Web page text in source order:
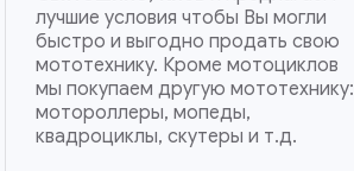
лучшие условия чтобы Вы могли
быстро и выгодно продать свою
мототехнику. Кроме мотоциклов
мы покупаем другую мототехнику:
мотороллеры, мопеды,
квадроциклы, скутеры и т.д.